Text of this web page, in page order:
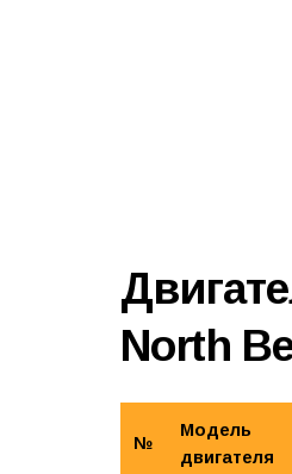
North
№
Модель
двигателя